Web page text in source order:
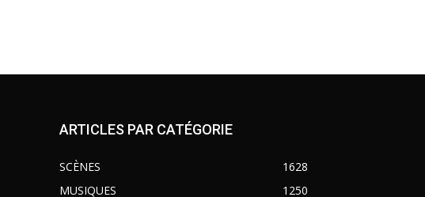
ARTICLES PAR CATÉGORIE
SCÈNES
1628
MUSIQUES
1250